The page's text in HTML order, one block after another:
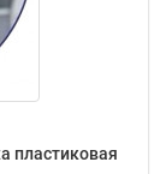
пластиковая